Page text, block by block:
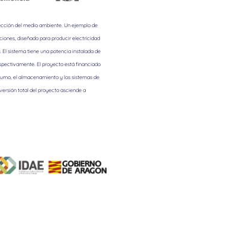
del medio ambiente. Un ejemplo de
diseñado para producir electricidad
sistema tiene una potencia instalada de
El proyecto está financiado
el almacenamiento y los sistemas de
total del proyecto asciende a